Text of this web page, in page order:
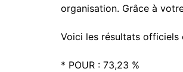
organisation. Grâce à
Voici les résultats officiels
* POUR : 73,23 %